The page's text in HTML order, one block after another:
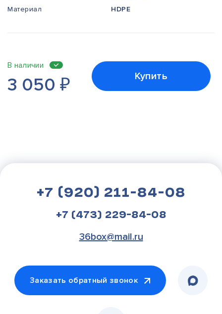
Материал
HDPE
В наличии
3 050₽ Купить
+7 (920) 211-84-08
+7 (473) 229-84-08
36box@mail.ru
Заказать обратный звонок